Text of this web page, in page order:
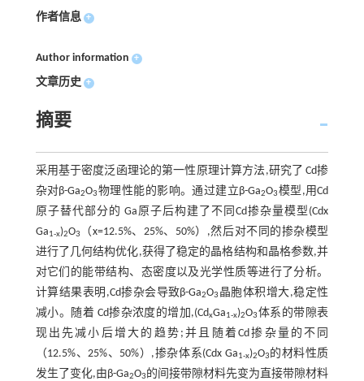
作者信息 +
Author information +
文章历史 +
摘要
采用基于密度泛函理论的第一性原理计算方法,研究了 Cd掺
杂对β-Ga2O3物理性能的影响。通过建立β-Ga2O3模型,用Cd
原子替代部分的 Ga原子后构建了不同Cd掺杂量模型(Cdx
Ga1-x)2O3
（x=12.5%、25%、50%）,然后对不同的掺杂模型
进行了几何结构优化,获得了稳定的晶格结构和晶格参数,并
对它们的能带结构、态密度以及光学性质等进行了分析。
计算结果表明,Cd掺杂会导致β-Ga2O3 晶胞体积增大,稳定性
减小。随着 Cd掺杂浓度的增加,(CdxGa1-x)2O3体系的带隙表
现出先减小后增大的趋势;并且随着Cd掺杂量的不同
（12.5%、25%、50%）,掺杂体系(Cdx Ga1-x)2O3的材料性质
发生了变化,由β-Ga2O3的间接带隙材料先变为直接带隙材料